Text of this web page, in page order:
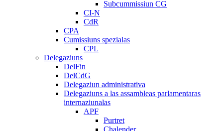
Subcummissiun CG
CI-N
CdR
CPA
Cumissiuns spezialas
CPL
Delegaziuns
DelFin
DelCdG
Delegaziun administrativa
Delegaziuns a las assambleas parlamentaras
internaziunalas
APF
Purtret